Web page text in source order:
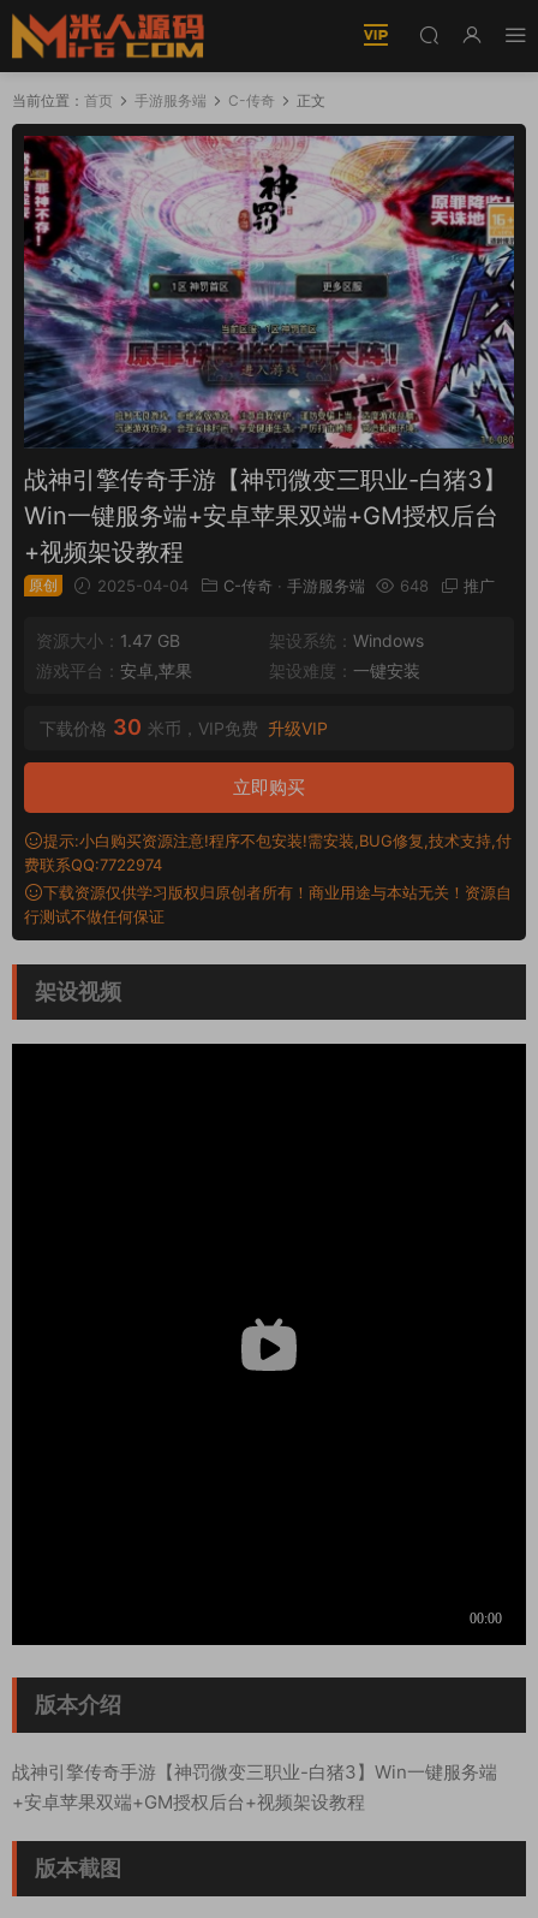
当前位置： 首页 手游服务端 C-传奇 正文
战神引擎传奇手游【神罚微变三职业-白猪3】
Win一键服务端+安卓苹果双端+GM授权后台
+视频架设教程
原创 2025-04-04 C-传奇 · 手游服务端 648 推广
资源大小： 1.47 GB 架设系统： Windows
游戏平台： 安卓,苹果 架设难度： 一键安装
下载价格 30 米币，VIP免费 升级VIP
立即购买
提示:小白购买资源注意!程序不包安装!需安装,BUG修复,技术支持,付
费联系QQ:7722974
下载资源仅供学习版权归原创者所有！商业用途与本站无关！资源自
行测试不做任何保证
架设视频
版本介绍
战神引擎传奇手游【神罚微变三职业-白猪3】Win一键服务端
+安卓苹果双端+GM授权后台+视频架设教程
版本截图